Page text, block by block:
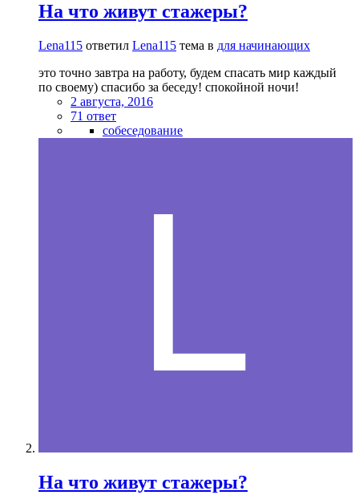
На что живут стажеры?
Lena115 ответил Lena115 тема в для начинающих
это точно завтра на работу, будем спасать мир каждый
по своему) спасибо за беседу! спокойной ночи!
2 августа, 2016
71 ответ
собеседование
На что живут стажеры?